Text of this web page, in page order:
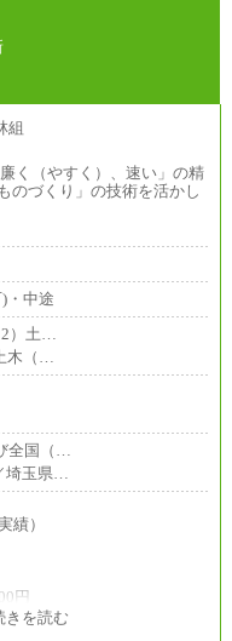
く（やすく）、速い」の精
のづくり」の技術を活かし
・中途
2）土…
木（…
全国（…
埼玉県…
績）
円
を読む